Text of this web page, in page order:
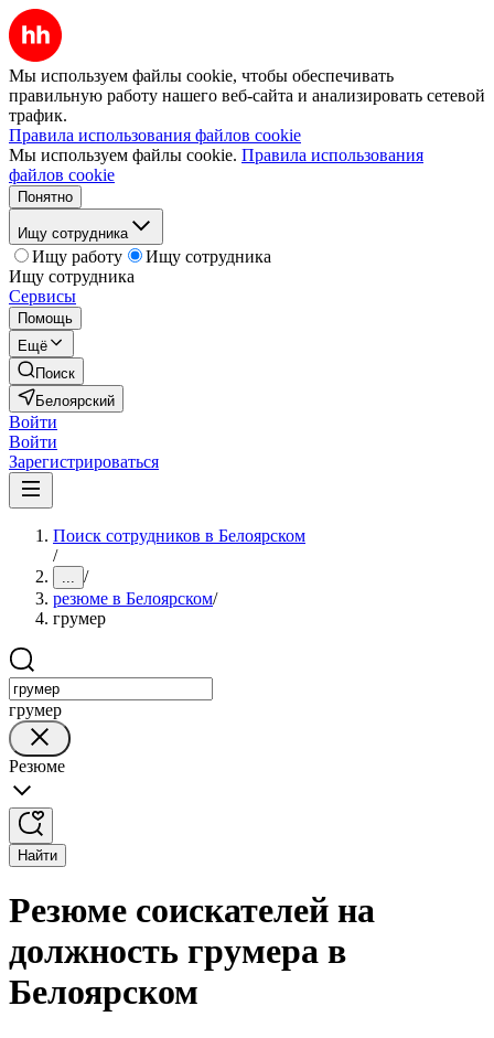
Мы используем файлы cookie, чтобы обеспечивать
правильную работу нашего веб-сайта и анализировать сетевой
трафик.
Правила использования файлов cookie
Мы используем файлы cookie. Правила использования
файлов cookie
Понятно
Ищу сотрудника
Ищу работу
Ищу сотрудника
Ищу сотрудника
Сервисы
Помощь
Ещё
Поиск
Белоярский
Войти
Войти
Зарегистрироваться
Поиск сотрудников в Белоярском
/
... /
резюме в Белоярском/
грумер
грумер
Резюме
Найти
Резюме соискателей на
должность грумера в
Белоярском